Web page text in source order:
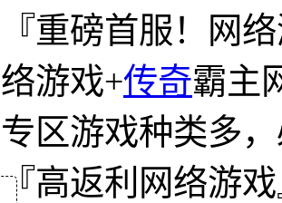
『重磅首服！网
络游戏+传奇霸主
专区游戏种类多
『高返利网络游